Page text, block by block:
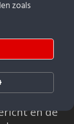
gesloten
Deze
en de
zoals